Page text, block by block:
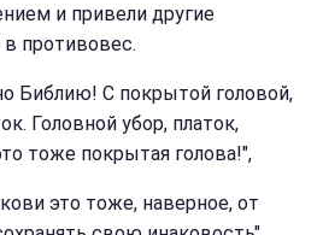
и привели другие
противовес.
Библию! С покрытой головой,
Головной убор, платок,
тоже покрытая голова!",
это тоже, наверное, от